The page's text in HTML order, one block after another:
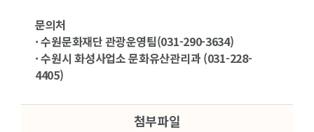
문의처
· 수원문화재단 관광운영팀(031-290-3634)
· 수원시 화성사업소 문화유산관리과 (031-228-
4405)
첨부파일